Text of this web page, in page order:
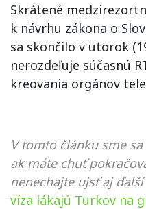
Skrátené
k návrhu zákona o
sa skončilo v utorok
nerozdeľuje súčasnú
kreovania orgánov
V tomto článku sme
ak máte chuť
nenechajte ujsť aj
víza lákajú Turkov na